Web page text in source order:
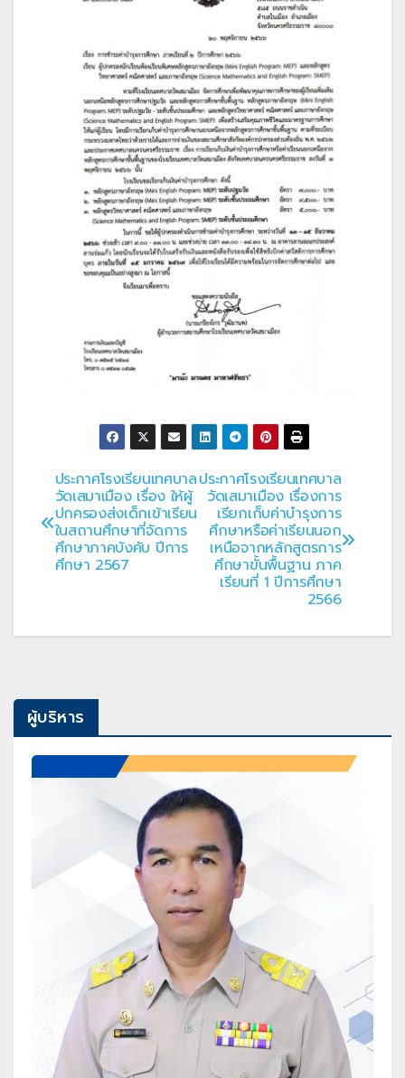
แนะแนว
เรื่อง
ประกาศโรงเรียนเทศบาล
วัดเสมาเมือง เรื่องการ
เรียกเก็บค่าบำรุงการ
ศึกษาหรือค่าเรียนนอก
เหนือจากหลักสูตรการ
ศึกษาขั้นพื้นฐาน ภาค
เรียนที่ 1 ปีการศึกษา
2566
ประกาศโรงเรียนเทศบาล
วัดเสมาเมือง เรื่อง ให้ผู้
ปกครองส่งเด็กเข้าเรียน
ในสถานศึกษาที่จัดการ
ศึกษาภาคบังคับ ปีการ
ศึกษา 2567
ผู้บริหาร